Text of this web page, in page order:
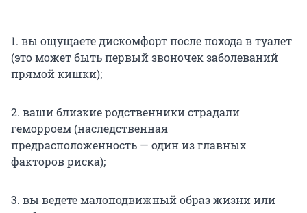
1. вы ощущаете дискомфорт после похода в туалет
(это может быть первый звоночек заболеваний
прямой кишки);
2. ваши близкие родственники страдали
геморроем (наследственная
предрасположенность — один из главных
факторов риска);
3. вы ведете малоподвижный образ жизни или